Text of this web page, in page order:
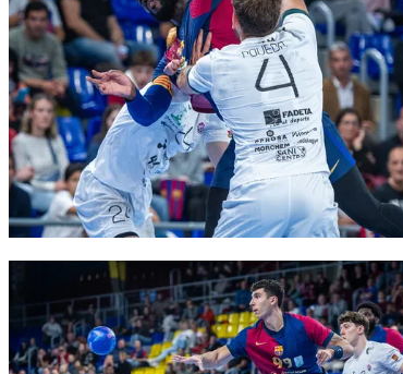
FC Barcelona club badge